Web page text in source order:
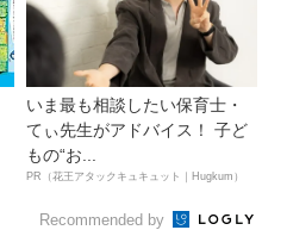
いま最も相談したい保育士・
てぃ先生がアドバイス！ 子ど
もの“お...
PR（花王アタックキュキュット｜Hugkum）
Recommended by